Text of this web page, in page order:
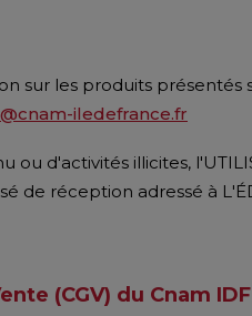
sur les produits présentés
iledefrance.fr
d'activités illicites,
de réception adressé à
(CGV) du Cnam